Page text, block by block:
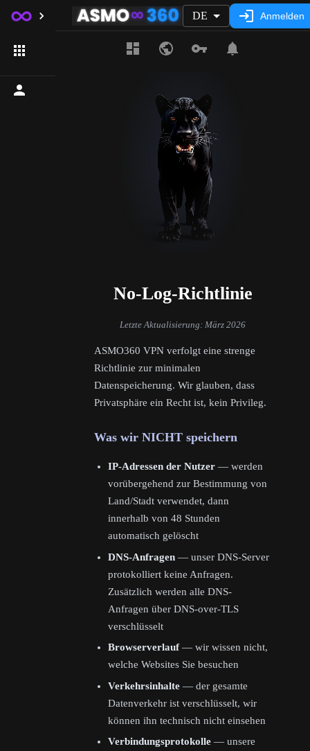
DE Anmelden
No-Log-Richtlinie
Letzte Aktualisierung: März 2026
ASMO360 VPN verfolgt eine strenge
Richtlinie zur minimalen
Datenspeicherung. Wir glauben, dass
Privatsphäre ein Recht ist, kein Privileg.
Was wir NICHT speichern
IP-Adressen der Nutzer — werden
vorübergehend zur Bestimmung von
Land/Stadt verwendet, dann
innerhalb von 48 Stunden
automatisch gelöscht
DNS-Anfragen — unser DNS-Server
protokolliert keine Anfragen.
Zusätzlich werden alle DNS-
Anfragen über DNS-over-TLS
verschlüsselt
Browserverlauf— wir wissen nicht,
welche Websites Sie besuchen
Verkehrsinhalte — der gesamte
Datenverkehr ist verschlüsselt, wir
können ihn technisch nicht einsehen
Verbindungsprotokolle — unsere